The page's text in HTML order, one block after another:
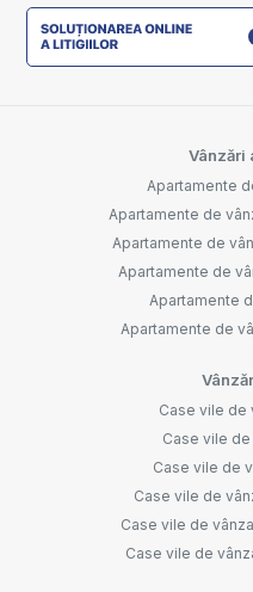
Vânzări
Apartamente
Apartamente de
Apartamente de
Apartamente de
Apartamente
Apartamente de
Case vile de
Case vile de
Case vile de
Case vile de
Case vile de
Case vile de